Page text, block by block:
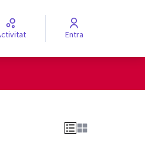
Activitat Entra